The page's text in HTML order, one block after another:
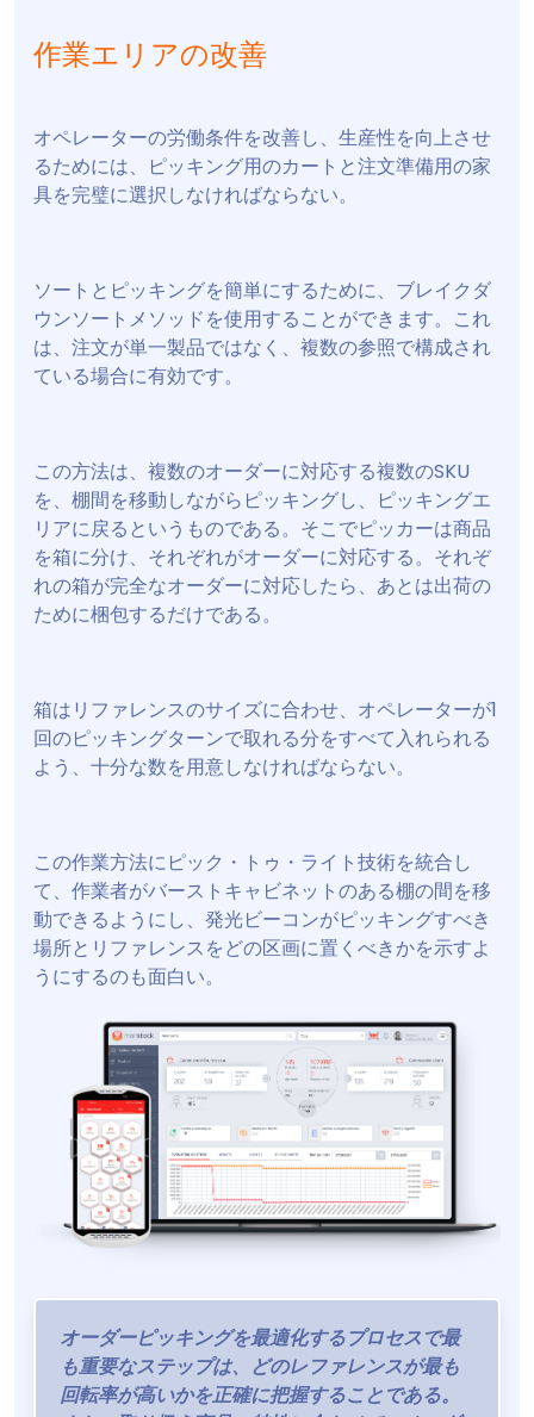
作業エリアの改善
オペレーターの労働条件を改善し、生産性を向上させ
るためには、ピッキング用のカートと注文準備用の家
具を完璧に選択しなければならない。
ソートとピッキングを簡単にするために、ブレイクダ
ウンソートメソッドを使用することができます。これ
は、注文が単一製品ではなく、複数の参照で構成され
ている場合に有効です。
この方法は、複数のオーダーに対応する複数のSKU
を、棚間を移動しながらピッキングし、ピッキングエ
リアに戻るというものである。そこでピッカーは商品
を箱に分け、それぞれがオーダーに対応する。それぞ
れの箱が完全なオーダーに対応したら、あとは出荷の
ために梱包するだけである。
箱はリファレンスのサイズに合わせ、オペレーターが1
回のピッキングターンで取れる分をすべて入れられる
よう、十分な数を用意しなければならない。
この作業方法にピック・トゥ・ライト技術を統合し
て、作業者がバーストキャビネットのある棚の間を移
動できるようにし、発光ビーコンがピッキングすべき
場所とリファレンスをどの区画に置くべきかを示すよ
うにするのも面白い。
オーダーピッキングを最適化するプロセスで最
も重要なステップは、どのレファレンスが最も
回転率が高いかを正確に把握することである。